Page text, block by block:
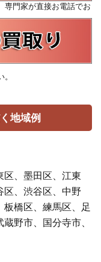
専門家が直接お電話でお
地域例
区、墨田区、江東
区、渋谷区、中野
橋区、練馬区、足
野市、国分寺市、